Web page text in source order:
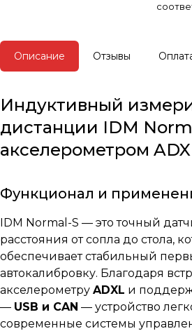
Описание Отзывы
Индуктивный
дистанции IDM
акселерометром
Функционал и
IDM Normal-S — это точный
расстояния от сопла до стола,
обеспечивает стабильный
автокалибровку. Благодаря
акселерометру ADXL и
— USB и CAN — устройство
современные системы